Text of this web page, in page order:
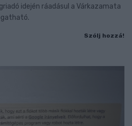
idején ráadásul a Várkazamata
Szólj hozzá!